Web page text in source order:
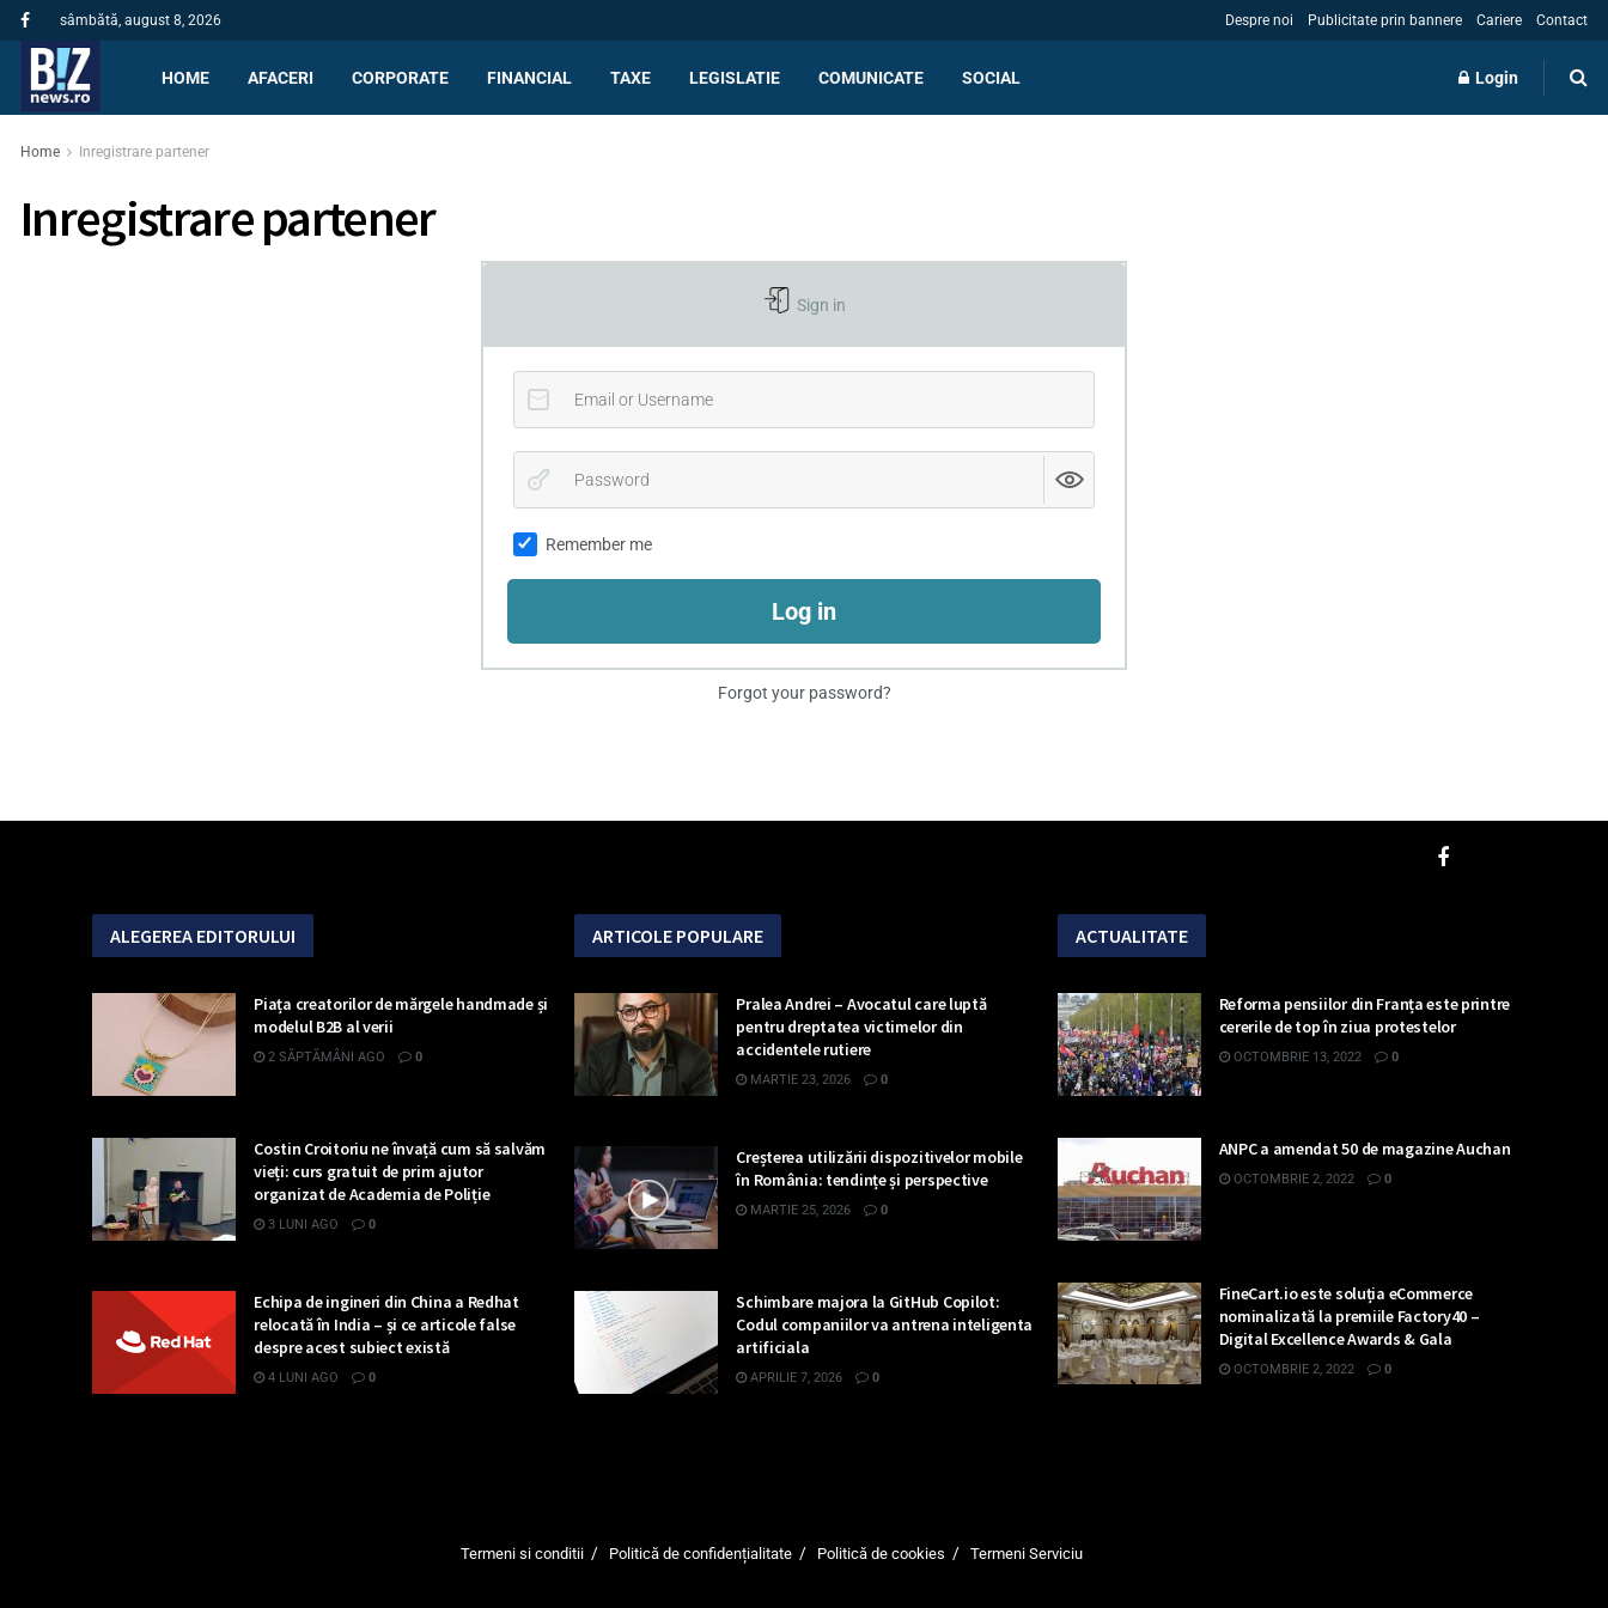
sâmbătă, august 8, 2026 Despre noi Publicitate prin bannere Cariere Contact
HOME AFACERI CORPORATE FINANCIAL TAXE LEGISLATIE COMUNICATE SOCIAL Login
Home Inregistrare partener
Inregistrare partener
Sign in
Remember me
Log in
Forgot your password?
ALEGEREA EDITORULUI
Piața creatorilor de mărgele handmade și
modelul B2B al verii
2 SĂPTĂMÂNI AGO 0
Costin Croitoriu ne învață cum să salvăm
vieți: curs gratuit de prim ajutor
organizat de Academia de Poliție
3 LUNI AGO 0
Echipa de ingineri din China a Redhat
relocată în India – și ce articole false
despre acest subiect există
4 LUNI AGO 0
ARTICOLE POPULARE
Pralea Andrei – Avocatul care luptă
pentru dreptatea victimelor din
accidentele rutiere
MARTIE 23, 2026 0
Creșterea utilizării dispozitivelor mobile
în România: tendințe și perspective
MARTIE 25, 2026 0
Schimbare majora la GitHub Copilot:
Codul companiilor va antrena inteligenta
artificiala
APRILIE 7, 2026 0
ACTUALITATE
Reforma pensiilor din Franța este printre
cererile de top în ziua protestelor
OCTOMBRIE 13, 2022 0
ANPC a amendat 50 de magazine Auchan
OCTOMBRIE 2, 2022 0
FineCart.io este soluția eCommerce
nominalizată la premiile Factory40 –
Digital Excellence Awards & Gala
OCTOMBRIE 2, 2022 0
Termeni si conditii Politică de confidențialitate Politică de cookies Termeni Serviciu